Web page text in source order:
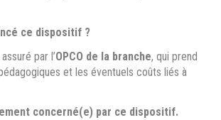
ce dispositif ?
par l’OPCO de la branche, qui prend
et les éventuels coûts liés à
concerné(e) par ce dispositif.